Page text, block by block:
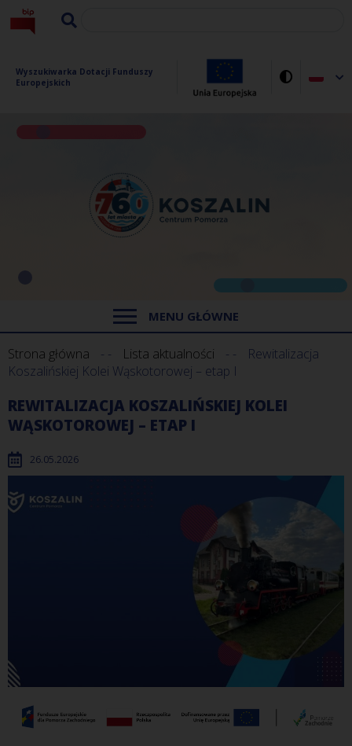
Wyszukiwarka Dotacji Funduszy
Europejskich
MENU GŁÓWNE
Strona główna Lista aktualności
Rewitalizacja
Koszalińskiej Kolei Wąskotorowej – etap I
REWITALIZACJA KOSZALIŃSKIEJ KOLEI
WĄSKOTOROWEJ – ETAP I
26.05.2026